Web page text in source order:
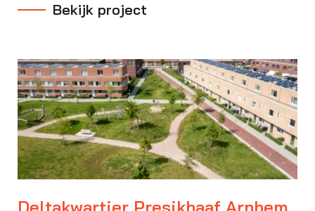
Bekijk project
Deltakwartier Presikhaaf Arnhem